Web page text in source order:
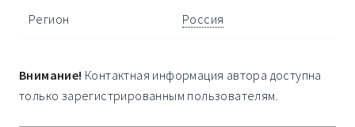
Регион Россия
Внимание! Контактная информация автора доступна
только зарегистрированным пользователям.